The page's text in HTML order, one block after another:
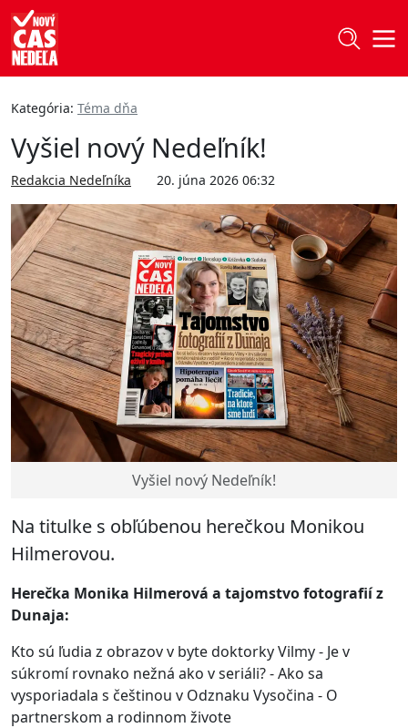
Kategória: Téma dňa
Vyšiel nový Nedeľník!
Redakcia Nedeľníka 20. júna 2026 06:32
Vyšiel nový Nedeľník!
Na titulke s obľúbenou herečkou Monikou
Hilmerovou.
Herečka Monika Hilmerová a tajomstvo fotografií z
Dunaja:
Kto sú ľudia z obrazov v byte doktorky Vilmy - Je v
súkromí rovnako nežná ako v seriáli? - Ako sa
vysporiadala s češtinou v Odznaku Vysočina - O
partnerskom a rodinnom živote